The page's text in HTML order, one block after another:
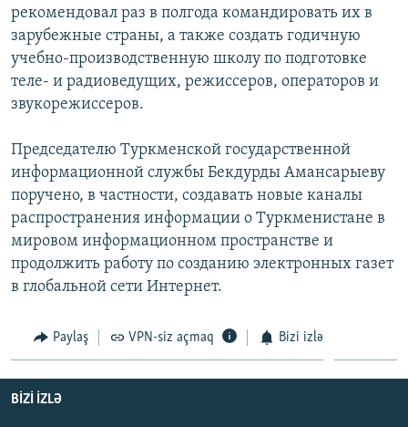
рекомендовал раз в полгода командировать их в
зарубежные страны, а также создать годичную
учебно-производственную школу по подготовке
теле- и радиоведущих, режиссеров, операторов и
звукорежиссеров.
Председателю Туркменской государственной
информационной службы Бекдурды Амансарыеву
поручено, в частности, создавать новые каналы
распространения информации о Туркменистане в
мировом информационном пространстве и
продолжить работу по созданию электронных газет
в глобальной сети Интернет.
Paylaş VPN-siz açmaq Bizi izlə
BIZI IZLƏ